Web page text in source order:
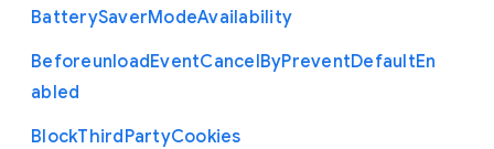
BatterySaverModeAvailability
BeforeunloadEventCancelByPreventDefaultEn
abled
BlockThirdPartyCookies